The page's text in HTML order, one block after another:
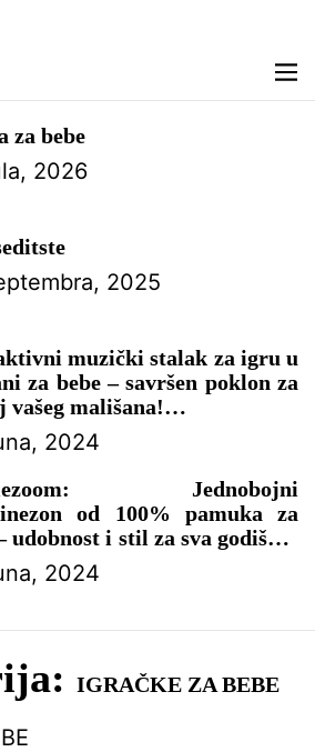
M
e
za bebe
2026
2025
muzički stalak za igru u
za bebe – savršen poklon za
vašeg mališana!
ZA BEBE
2024
Jednobojni
od 100% pamuka za
udobnost i stil za sva godišnja
2024
IGRAČKE ZA BEBE